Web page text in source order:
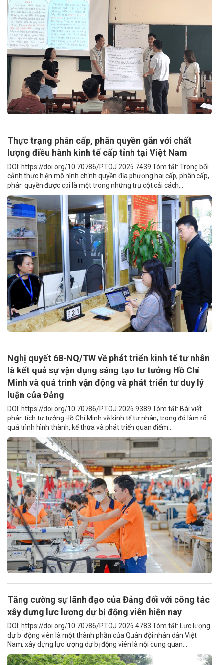
Thực trạng phân cấp, phân quyền gắn với chất
lượng điều hành kinh tế cấp tỉnh tại Việt Nam
DOI: https://doi.org/10.70786/PTOJ.2026.7439 Tóm tắt: Trong bối
cảnh thực hiện mô hình chính quyền địa phương hai cấp, phân cấp,
phân quyền được coi là một trong những trụ cột cải cách...
Nghị quyết 68-NQ/TW về phát triển kinh tế tư nhân
là kết quả sự vận dụng sáng tạo tư tưởng Hồ Chí
Minh và quá trình vận động và phát triển tư duy lý
luận của Đảng
DOI: https://doi.org/10.70786/PTOJ.2026.9389 Tóm tắt: Bài viết
phân tích tư tưởng Hồ Chí Minh về kinh tế tư nhân, trong đó làm rõ
quá trình hình thành, kế thừa và phát triển quan điểm...
Tăng cường sự lãnh đạo của Đảng đối với công tác
xây dựng lực lượng dự bị động viên hiện nay
DOI: https://doi.org/10.70786/PTOJ.2026.4783 Tóm tắt: Lực lượng
dự bị động viên là một thành phần của Quân đội nhân dân Việt
Nam, xây dựng lực lượng dự bị động viên là nội dung quan...